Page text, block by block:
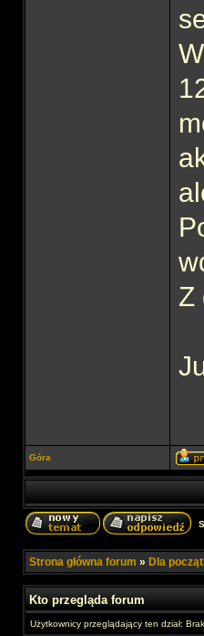
Z
Góra
Strona główna forum » Dla
Kto przegląda forum
Użytkownicy przeglądający ten dział: